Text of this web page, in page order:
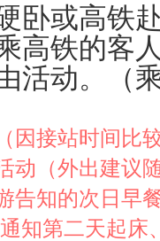
卧或高铁
高铁的客
活动。（
因接站时间比
动（外出建议
告知的次日早
知第二天起